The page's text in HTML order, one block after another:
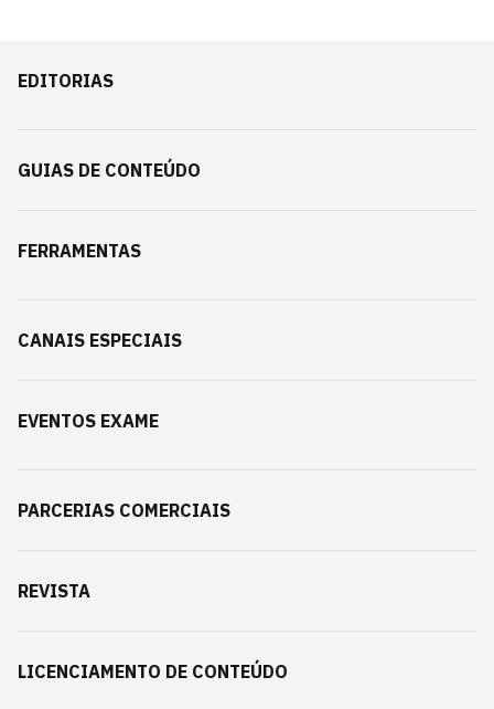
EDITORIAS
GUIAS DE CONTEÚDO
FERRAMENTAS
CANAIS ESPECIAIS
EVENTOS EXAME
PARCERIAS COMERCIAIS
REVISTA
LICENCIAMENTO DE CONTEÚDO